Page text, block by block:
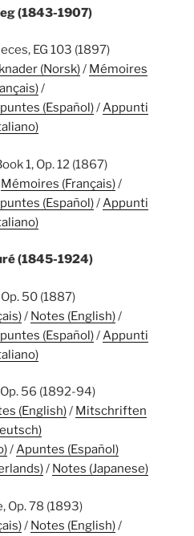
(1843-1907)
EG 103 (1897)
(Norsk)/ Mémoires
/
(Español)/Appunti
1, Op. 12 (1867)
Mémoires (Français)/
(Español)/ Appunti
(1845-1924)
50 (1887)
/ Notes (English)/
(Español)/ Appunti
56 (1892-94)
(English)/ Mitschriften
/Apuntes (Español)
/ Notes (Japanese)
Op. 78 (1893)
/ Notes (English)/